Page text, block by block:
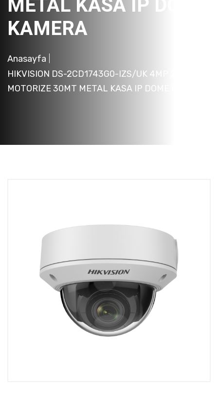
KAMERA
Anasayfa
HIKVISION DS-2CD1743G0-IZS/UK 4MP 2.8-12MM
MOTORIZE 30MT METAL KASA IP DOME KAMERA